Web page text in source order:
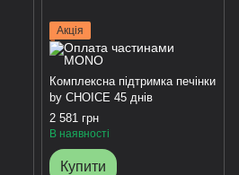
Акція
Комплексна підтримка печінки
by CHOICE 45 днів
2 581 грн
В наявності
Купити